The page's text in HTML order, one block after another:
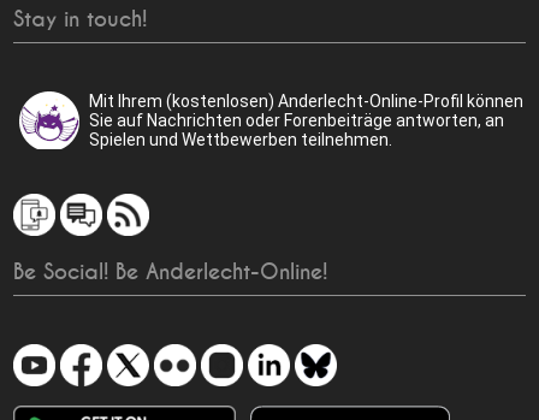
Stay in touch!
Mit Ihrem (kostenlosen) Anderlecht-Online-Profil können
Sie auf Nachrichten oder Forenbeiträge antworten, an
Spielen und Wettbewerben teilnehmen.
Be Social! Be Anderlecht-Online!